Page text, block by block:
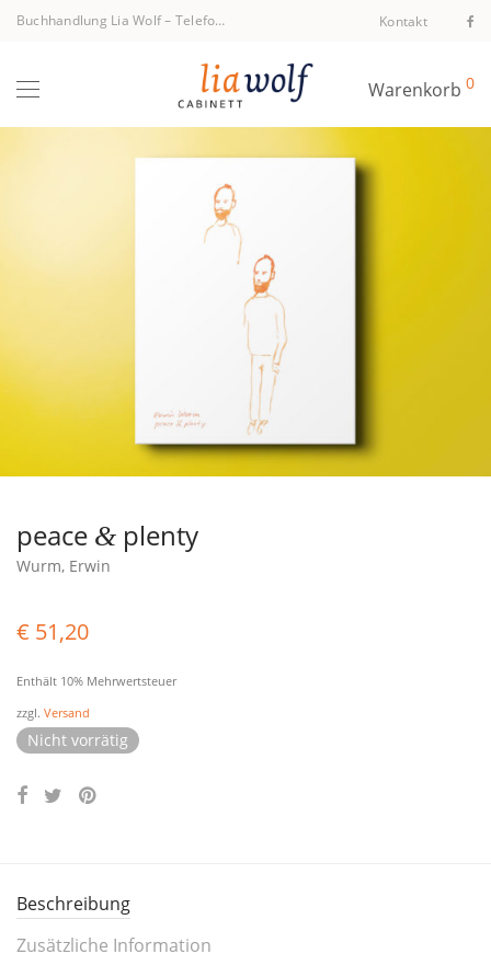
Buchhandlung Lia Wolf– Telefon +43 1 512 40 94 Kontakt
Warenkorb 0
peace & plenty
Wurm, Erwin
€ 51,20
Enthält 10% Mehrwertsteuer
zzgl. Versand
Nicht vorrätig
Beschreibung
Zusätzliche Information